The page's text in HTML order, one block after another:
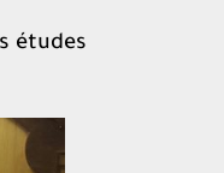
études